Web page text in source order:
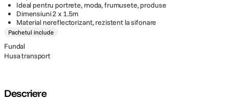
Ideal pentru portrete, moda, frumusete, produse
Dimensiuni 2 x 1.5m
Material nereflectorizant, rezistent la sifonare
Pachetul include
Fundal
Husa transport
Descriere